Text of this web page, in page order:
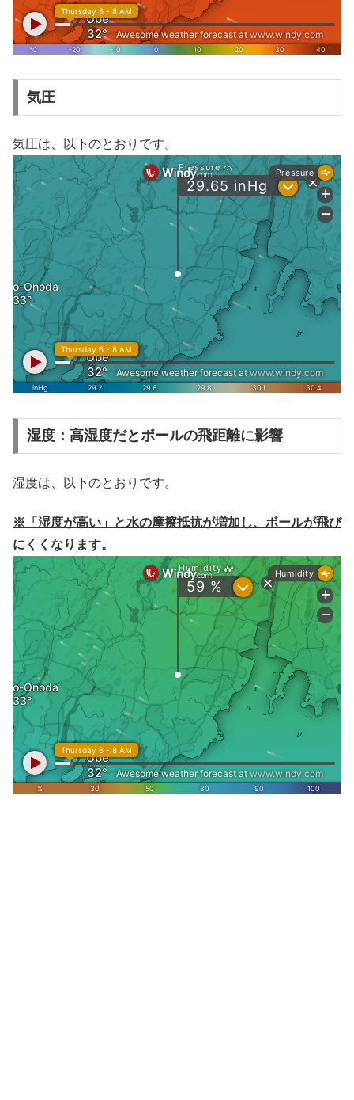
気圧
気圧は、以下のとおりです。
湿度：高湿度だとボールの飛距離に影響
湿度は、以下のとおりです。
※「湿度が高い」と水の摩擦抵抗が増加し、ボールが飛び
にくくなります。